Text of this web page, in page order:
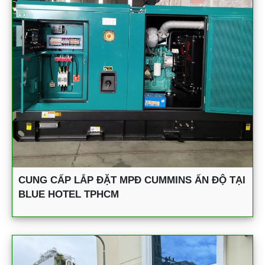
CUNG CẤP LẮP ĐẶT MPĐ CUMMINS ẤN ĐỘ TẠI
BLUE HOTEL TPHCM